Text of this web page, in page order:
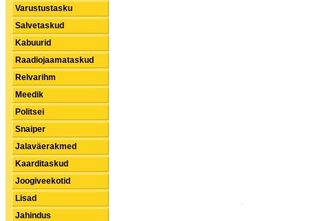
Varustustasku
Salvetaskud
Kabuurid
Raadiojaamataskud
Relvarihm
Meedik
Politsei
Snaiper
Jalaväerakmed
Kaarditaskud
Joogiveekotid
Lisad
Jahindus